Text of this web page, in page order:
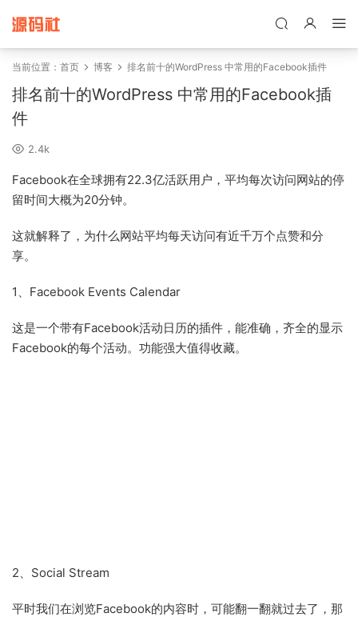
当前位置： 首页 博客 排名前十的WordPress 中常用的Facebook插件
排名前十的WordPress 中常用的Facebook插
件
2.4k
Facebook在全球拥有22.3亿活跃用户，平均每次访问网站的停
留时间大概为20分钟。
这就解释了，为什么网站平均每天访问有近千万个点赞和分
享。
1、Facebook Events Calendar
这是一个带有Facebook活动日历的插件，能准确，齐全的显示
Facebook的每个活动。功能强大值得收藏。
2、Social Stream
平时我们在浏览Facebook的内容时，可能翻一翻就过去了，那